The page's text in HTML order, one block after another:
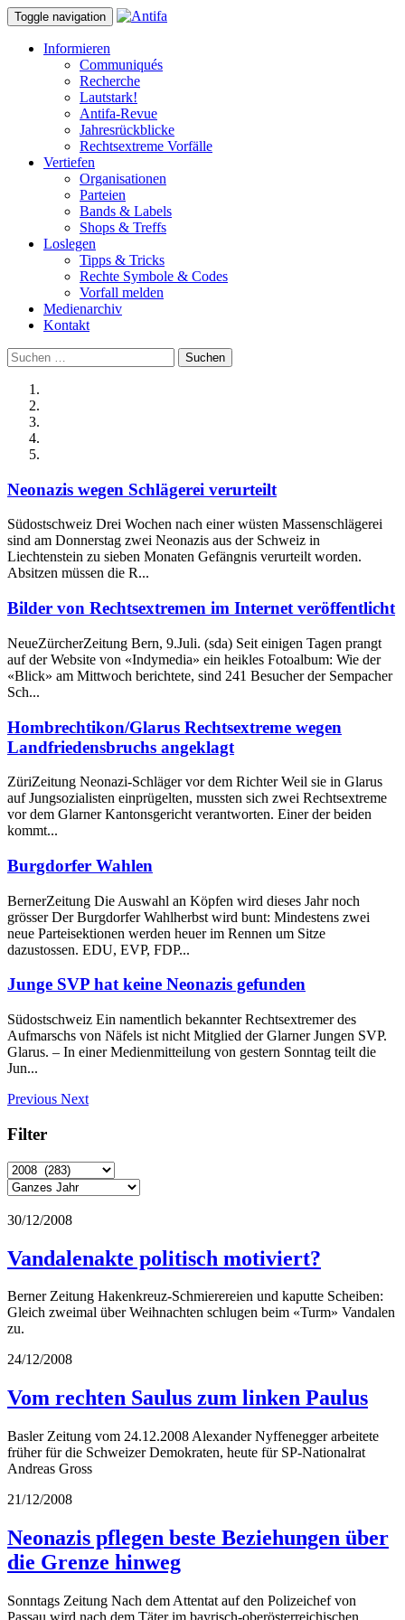
Toggle navigation
Informieren
Communiqués
Recherche
Lautstark!
Antifa-Revue
Jahresrückblicke
Rechtsextreme Vorfälle
Vertiefen
Organisationen
Parteien
Bands & Labels
Shops & Treffs
Loslegen
Tipps & Tricks
Rechte Symbole & Codes
Vorfall melden
Medienarchiv
Kontakt
Suchen
nach:
Neonazis wegen Schlägerei verurteilt
Südostschweiz Drei Wochen nach einer wüsten Massenschlägerei
sind am Donnerstag zwei Neonazis aus der Schweiz in
Liechtenstein zu sieben Monaten Gefängnis verurteilt worden.
Absitzen müssen die R...
Bilder von Rechtsextremen im Internet veröffentlicht
NeueZürcherZeitung Bern, 9.Juli. (sda) Seit einigen Tagen prangt
auf der Website von «Indymedia» ein heikles Fotoalbum: Wie der
«Blick» am Mittwoch berichtete, sind 241 Besucher der Sempacher
Sch...
Hombrechtikon/Glarus Rechtsextreme wegen
Landfriedensbruchs angeklagt
ZüriZeitung Neonazi-Schläger vor dem Richter Weil sie in Glarus
auf Jungsozialisten einprügelten, mussten sich zwei Rechtsextreme
vor dem Glarner Kantonsgericht verantworten. Einer der beiden
kommt...
Burgdorfer Wahlen
BernerZeitung Die Auswahl an Köpfen wird dieses Jahr noch
grösser Der Burgdorfer Wahlherbst wird bunt: Mindestens zwei
neue Parteisektionen werden heuer im Rennen um Sitze
dazustossen. EDU, EVP, FDP...
Junge SVP hat keine Neonazis gefunden
Südostschweiz Ein namentlich bekannter Rechtsextremer des
Aufmarschs von Näfels ist nicht Mitglied der Glarner Jungen SVP.
Glarus. – In einer Medienmitteilung von gestern Sonntag teilt die
Jun...
Previous Next
Filter
30/12/2008
Vandalenakte politisch motiviert?
Berner Zeitung Hakenkreuz-Schmierereien und kaputte Scheiben:
Gleich zweimal über Weihnachten schlugen beim «Turm» Vandalen
zu.
24/12/2008
Vom rechten Saulus zum linken Paulus
Basler Zeitung vom 24.12.2008 Alexander Nyffenegger arbeitete
früher für die Schweizer Demokraten, heute für SP-Nationalrat
Andreas Gross
21/12/2008
Neonazis pflegen beste Beziehungen über
die Grenze hinweg
Sonntags Zeitung Nach dem Attentat auf den Polizeichef von
Passau wird nach dem Täter im bayrisch-oberösterreichischen